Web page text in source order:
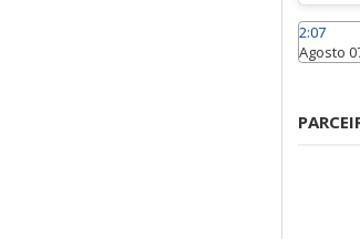
2:07
Agosto